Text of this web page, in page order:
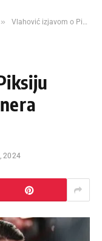
» Vlahović izjavom o Piksiju uzdrmao Italiju i trenera Juventusa
2024